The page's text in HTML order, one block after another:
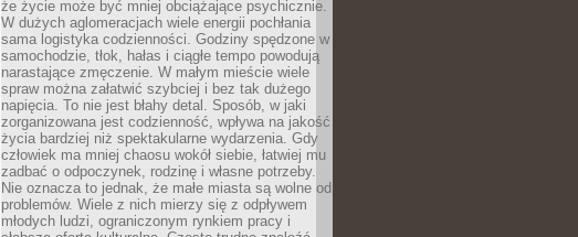
że życie może być mniej obciążające psychicznie.
W dużych aglomeracjach wiele energii pochłania
sama logistyka codzienności. Godziny spędzone w
samochodzie, tłok, hałas i ciągłe tempo powodują
narastające zmęczenie. W małym mieście wiele
spraw można załatwić szybciej i bez tak dużego
napięcia. To nie jest błahy detal. Sposób, w jaki
zorganizowana jest codzienność, wpływa na jakość
życia bardziej niż spektakularne wydarzenia. Gdy
człowiek ma mniej chaosu wokół siebie, łatwiej mu
zadbać o odpoczynek, rodzinę i własne potrzeby.
Nie oznacza to jednak, że małe miasta są wolne od
problemów. Wiele z nich mierzy się z odpływem
młodych ludzi, ograniczonym rynkiem pracy i